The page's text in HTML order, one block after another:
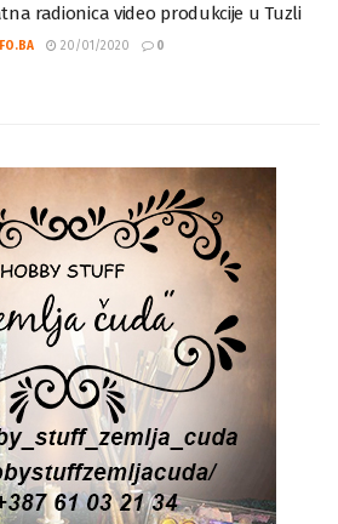
radionica video produkcije u Tuzli
20/01/2020 0